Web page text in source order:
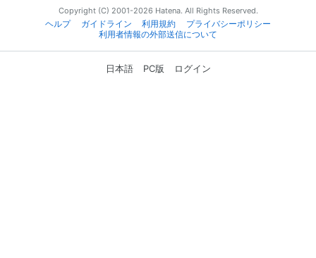
Copyright (C) 2001-2026 Hatena. All Rights Reserved.
ヘルプ
ガイドライン 利用規約
プライバシーポリシー
利用者情報の外部送信について
日本語 PC版 ログイン